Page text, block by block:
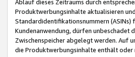
Ablauf dieses Zeitraums durch
Produktwerbungsinhalte aktualisieren
Standardidentifikationsnummern (ASINs)
Kundenanwendung, dürfen unbeschadet
Zwischenspeicher abgelegt werden. Auf
die Produktwerbungsinhalte enthält oder